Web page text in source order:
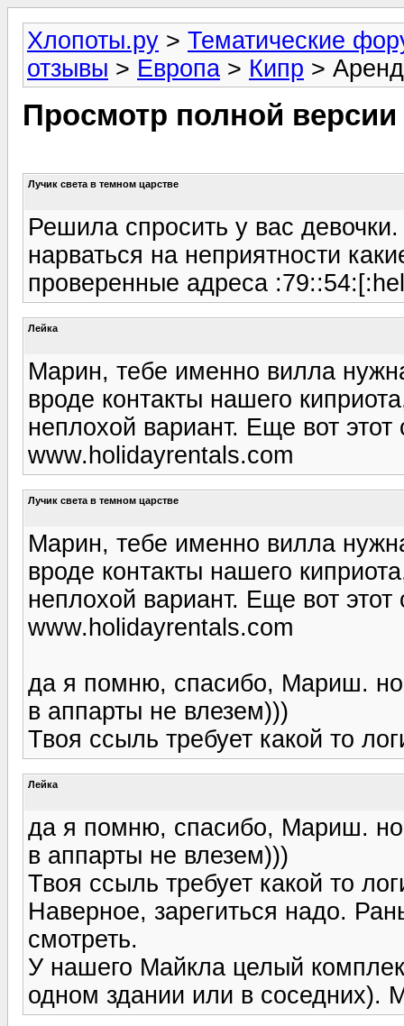
Хлопоты.ру > Тематические
отзывы > Европа > Кипр >
Просмотр полной
Лучик света в темном царстве
Решила спросить у вас
нарваться на неприятности
проверенные адреса
Лейка
Марин, тебе именно вилла
вроде контакты нашего
неплохой вариант. Еще вот
www.holidayrentals.com
Лучик света в темном царстве
Марин, тебе именно вилла
вроде контакты нашего
неплохой вариант. Еще вот
www.holidayrentals.com
да я помню, спасибо, Мариш. но
в аппарты не влезем)))
Твоя ссыль требует какой то
Лейка
да я помню, спасибо, Мариш. но
в аппарты не влезем)))
Твоя ссыль требует какой то
Наверное, зарегиться надо.
смотреть.
У нашего Майкла целый
одном здании или в соседних).